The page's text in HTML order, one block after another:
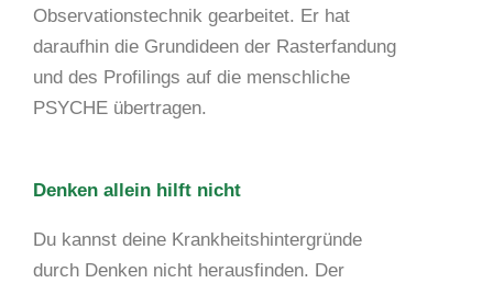
Observationstechnik gearbeitet. Er hat
daraufhin die Grundideen der Rasterfandung
und des Profilings auf die menschliche
PSYCHE übertragen.
Denken allein hilft nicht
Du kannst deine Krankheitshintergründe
durch Denken nicht herausfinden. Der